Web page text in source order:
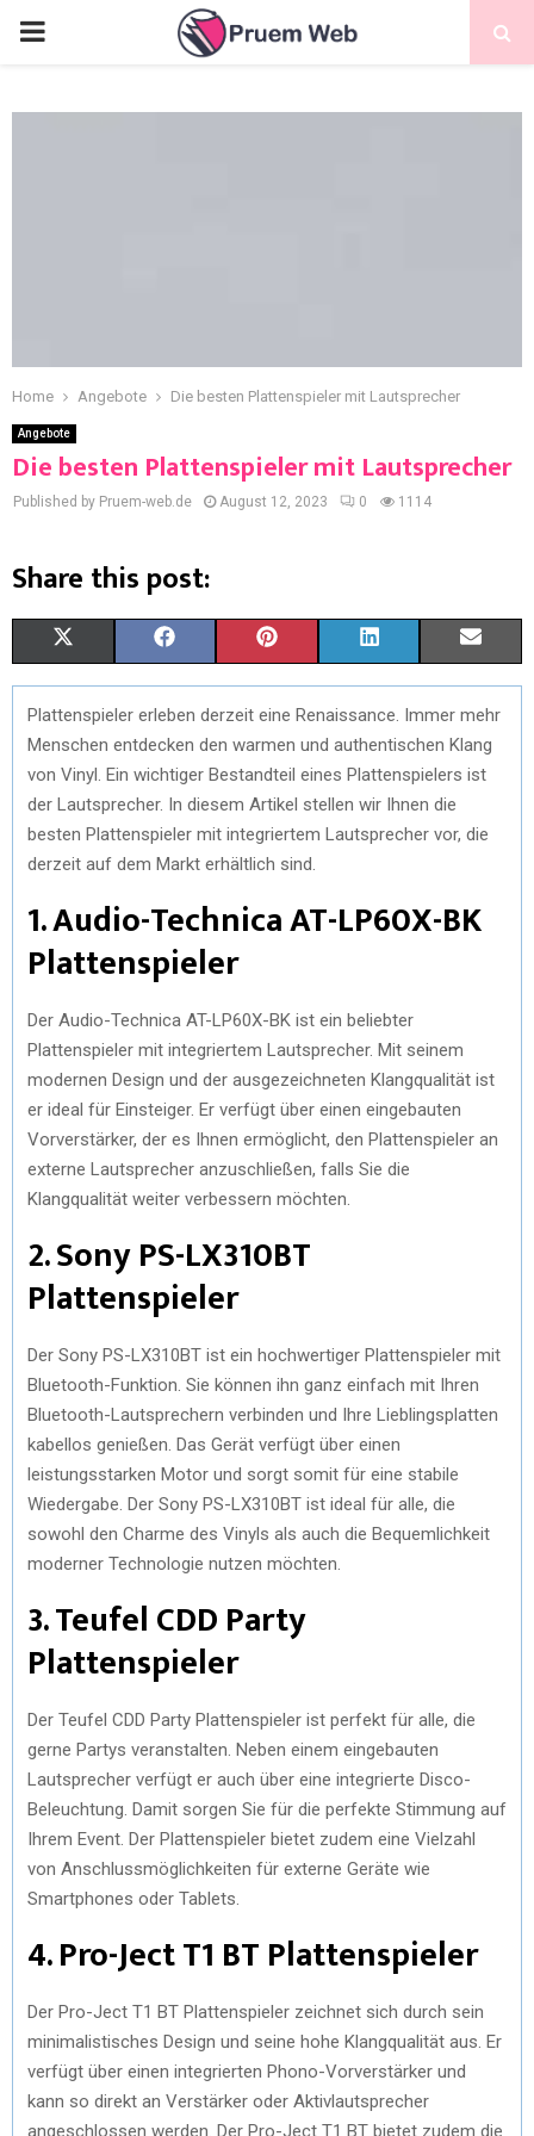
Home Angebote Die besten Plattenspieler mit Lautsprecher
Angebote
Die besten Plattenspieler mit Lautsprecher
Published by Pruem-web.de August 12, 2023 0 1114
Share this post:
(
T
W
I
)
A
C
E
B
O
I
N
T
E
R
I
N
K
E
M
A
Plattenspieler erleben derzeit eine Renaissance. Immer mehr
Menschen entdecken den warmen und authentischen Klang
von Vinyl. Ein wichtiger Bestandteil eines Plattenspielers ist
der Lautsprecher. In diesem Artikel stellen wir Ihnen die
besten Plattenspieler mit integriertem Lautsprecher vor, die
derzeit auf dem Markt erhältlich sind.
1. Audio-Technica AT-LP60X-BK
Plattenspieler
Der Audio-Technica AT-LP60X-BK ist ein beliebter
Plattenspieler mit integriertem Lautsprecher. Mit seinem
modernen Design und der ausgezeichneten Klangqualität ist
er ideal für Einsteiger. Er verfügt über einen eingebauten
Vorverstärker, der es Ihnen ermöglicht, den Plattenspieler an
externe Lautsprecher anzuschließen, falls Sie die
Klangqualität weiter verbessern möchten.
2. Sony PS-LX310BT
Plattenspieler
Der Sony PS-LX310BT ist ein hochwertiger Plattenspieler mit
Bluetooth-Funktion. Sie können ihn ganz einfach mit Ihren
Bluetooth-Lautsprechern verbinden und Ihre Lieblingsplatten
kabellos genießen. Das Gerät verfügt über einen
leistungsstarken Motor und sorgt somit für eine stabile
Wiedergabe. Der Sony PS-LX310BT ist ideal für alle, die
sowohl den Charme des Vinyls als auch die Bequemlichkeit
moderner Technologie nutzen möchten.
3. Teufel CDD Party
Plattenspieler
Der Teufel CDD Party Plattenspieler ist perfekt für alle, die
gerne Partys veranstalten. Neben einem eingebauten
Lautsprecher verfügt er auch über eine integrierte Disco-
Beleuchtung. Damit sorgen Sie für die perfekte Stimmung auf
Ihrem Event. Der Plattenspieler bietet zudem eine Vielzahl
von Anschlussmöglichkeiten für externe Geräte wie
Smartphones oder Tablets.
4. Pro-Ject T1 BT Plattenspieler
Der Pro-Ject T1 BT Plattenspieler zeichnet sich durch sein
minimalistisches Design und seine hohe Klangqualität aus. Er
verfügt über einen integrierten Phono-Vorverstärker und
kann so direkt an Verstärker oder Aktivlautsprecher
angeschlossen werden. Der Pro-Ject T1 BT bietet zudem die